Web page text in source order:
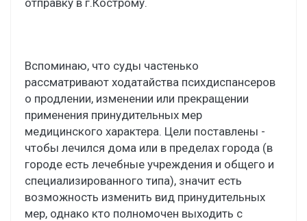
Вспоминаю, что суды частенько
рассматривают ходатайства психдиспансеров
о продлении, изменении или прекращении
применения принудительных мер
медицинского характера. Цели поставлены -
чтобы лечился дома или в пределах города (в
городе есть лечебные учреждения и общего и
специализированного типа), значит есть
возможность изменить вид принудительных
мер, однако кто полномочен выходить с